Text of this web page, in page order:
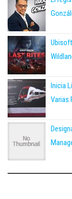
Inicia
Varias